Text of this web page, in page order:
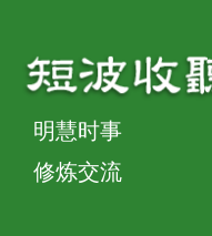
明慧时事
修炼交流